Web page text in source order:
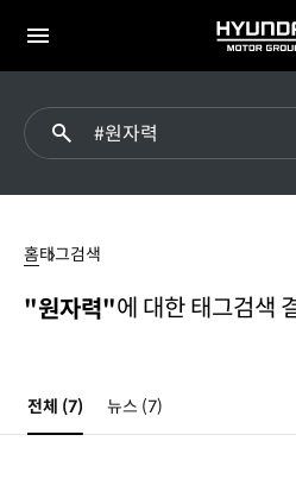
전체
HYUNDAI
MOTOR
홈태그검색
"원자력"에 대한 태그검색
전체 (7) 뉴스 (7)